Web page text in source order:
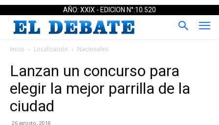
AÑO: XXIX - EDICION N°:10.520
Inicio Localización Nacionales
Lanzan un concurso para
elegir la mejor parrilla de la
ciudad
26 agosto, 2018